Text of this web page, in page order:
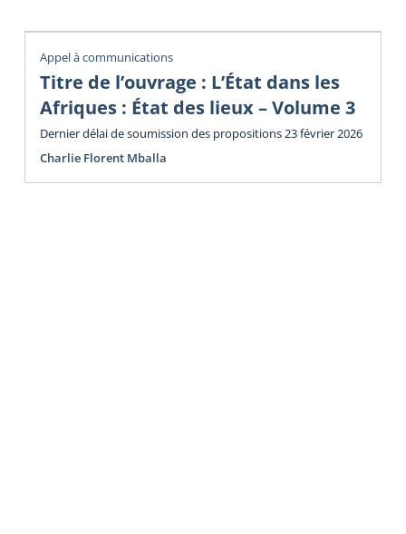
Appel à communications
Titre de l’ouvrage : L’État dans les
Afriques : État des lieux – Volume 3
Dernier délai de soumission des propositions 23 février 2026
Charlie Florent Mballa